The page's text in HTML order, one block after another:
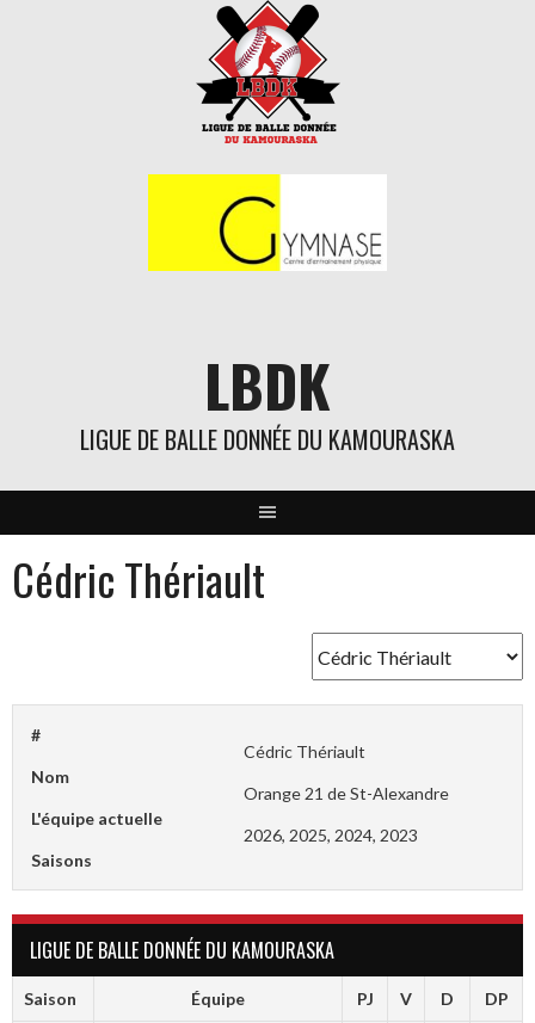
LBDK
LIGUE DE BALLE DONNÉE DU KAMOURASKA
Cédric Thériault
#
Nom
Cédric Thériault
L'équipe actuelle
Orange 21 de St-Alexandre
Saisons
2026, 2025, 2024, 2023
LIGUE DE BALLE DONNÉE DU KAMOURASKA
Saison Équipe PJ V D DP